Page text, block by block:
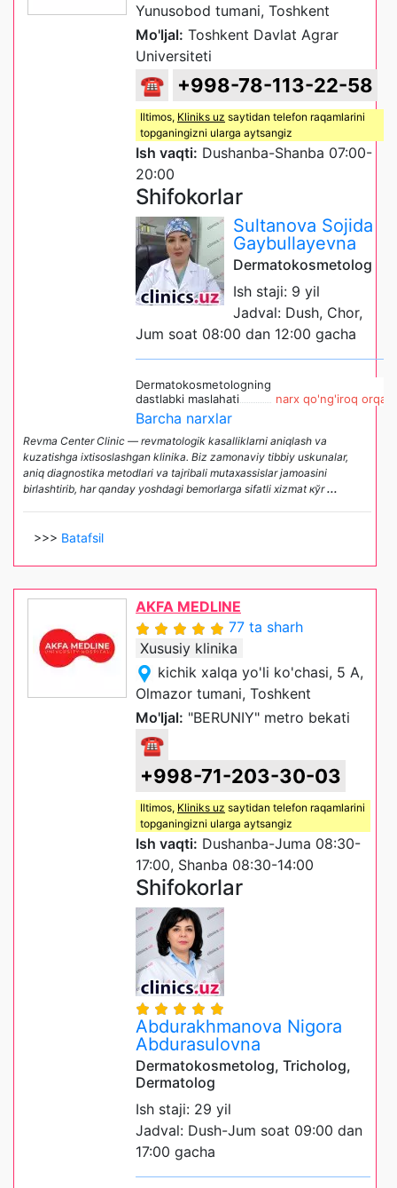
Yunusobod tumani, Toshkent
Mo'ljal: Toshkent Davlat Agrar
Universiteti
☎ +998-78-113-22-58
Iltimos, Kliniks uz saytidan telefon raqamlarini
topganingizni ularga aytsangiz
Ish vaqti: Dushanba-Shanba 07:00-
20:00
Shifokorlar
Sultanova Sojida
Gaybullayevna
Dermatokosmetolog
Ish staji: 9 yil
Jadval: Dush, Chor,
Jum soat 08:00 dan 12:00 gacha
Dermatokosmetologning
dastlabki maslahati
narx qo'ng'iroq orqali
Barcha narxlar
Revma Center Clinic — revmatologik kasalliklarni aniqlash va
kuzatishga ixtisoslashgan klinika. Biz zamonaviy tibbiy uskunalar,
aniq diagnostika metodlari va tajribali mutaxassislar jamoasini
birlashtirib, har qanday yoshdagi bemorlarga sifatli xizmat кўr...
>>> Batafsil
AKFA MEDLINE
77 ta sharh
Xususiy klinika
kichik xalqa yo'li ko'chasi, 5 A,
Olmazor tumani, Toshkent
Mo'ljal: "BERUNIY" metro bekati
☎
+998-71-203-30-03
Iltimos, Kliniks uz saytidan telefon raqamlarini
topganingizni ularga aytsangiz
Ish vaqti: Dushanba-Juma 08:30-
17:00, Shanba 08:30-14:00
Shifokorlar
Abdurakhmanova Nigora
Abdurasulovna
Dermatokosmetolog, Tricholog,
Dermatolog
Ish staji: 29 yil
Jadval: Dush-Jum soat 09:00 dan
17:00 gacha